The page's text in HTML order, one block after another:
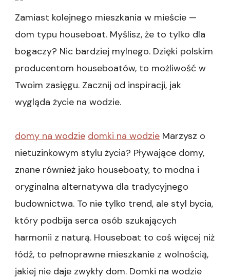
jeziorze
rzece
Zamiast kolejnego mieszkania w mieście —
dom typu houseboat. Myślisz, że to tylko dla
bogaczy? Nic bardziej mylnego. Dzięki polskim
producentom houseboatów, to możliwość w
Twoim zasięgu. Zacznij od inspiracji, jak
wygląda życie na wodzie.
domy na wodzie domki na wodzie Marzysz o
nietuzinkowym stylu życia? Pływające domy,
znane również jako houseboaty, to modna i
oryginalna alternatywa dla tradycyjnego
budownictwa. To nie tylko trend, ale styl bycia,
który podbija serca osób szukających
harmonii z naturą. Houseboat to coś więcej niż
łódź, to pełnoprawne mieszkanie z wolnością,
jakiej nie daje zwykły dom. Domki na wodzie